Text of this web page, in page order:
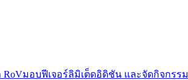
RoVมอบฟีเจอร์ลิมิเต็ดอิดิชัน และจัดกิจกร